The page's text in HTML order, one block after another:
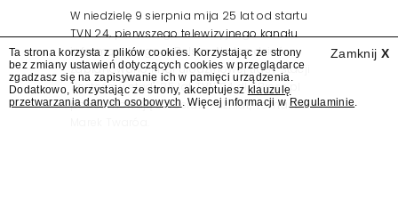
W niedzielę 9 sierpnia mija 25 lat od startu
TVN 24, pierwszego telewizyjnego kanału
informacyjnego w Polsce. Na ten dzień
zaplanowano finał urodzinowej trasy stacji
"Jesteśmy stąd". 25 lat TVN 24 dla Press.pl
podsumowują Jarosław Kuźniar, Tomasz Lis i
Zamknij X
Ta strona korzysta z plików cookies. Korzystając ze strony
bez zmiany ustawień dotyczących cookies w przeglądarce
zgadzasz się na zapisywanie ich w pamięci urządzenia.
Dodatkowo, korzystając ze strony, akceptujesz klauzulę
przetwarzania danych osobowych . Więcej informacji w Regulaminie.